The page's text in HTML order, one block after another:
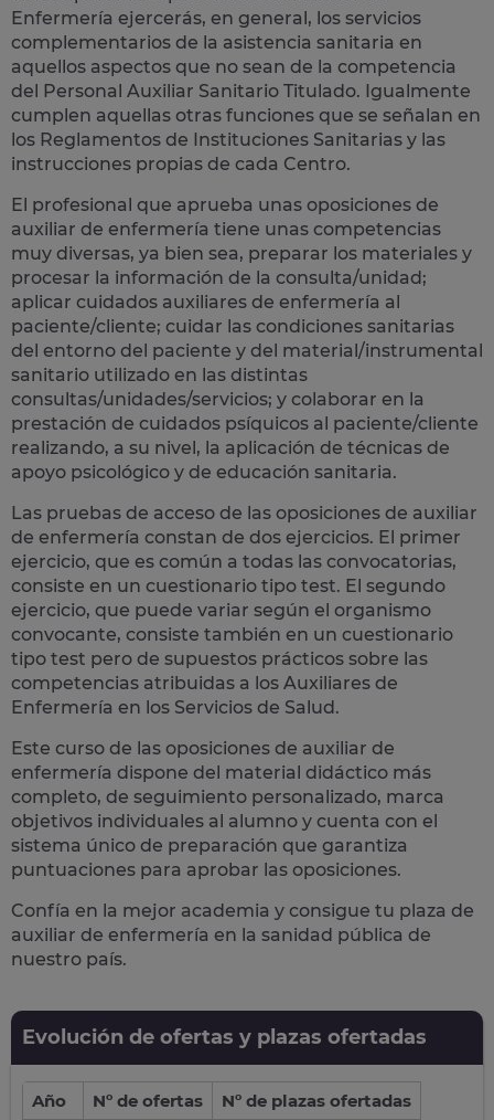
Enfermería ejercerás, en general, los servicios
complementarios de la asistencia sanitaria en
aquellos aspectos que no sean de la competencia
del Personal Auxiliar Sanitario Titulado. Igualmente
cumplen aquellas otras funciones que se señalan en
los Reglamentos de Instituciones Sanitarias y las
instrucciones propias de cada Centro.
El profesional que aprueba unas oposiciones de
auxiliar de enfermería tiene unas competencias
muy diversas, ya bien sea, preparar los materiales y
procesar la información de la consulta/unidad;
aplicar cuidados auxiliares de enfermería al
paciente/cliente; cuidar las condiciones sanitarias
del entorno del paciente y del material/instrumental
sanitario utilizado en las distintas
consultas/unidades/servicios; y colaborar en la
prestación de cuidados psíquicos al paciente/cliente
realizando, a su nivel, la aplicación de técnicas de
apoyo psicológico y de educación sanitaria.
Las pruebas de acceso de las oposiciones de auxiliar
de enfermería constan de dos ejercicios. El primer
ejercicio, que es común a todas las convocatorias,
consiste en un cuestionario tipo test. El segundo
ejercicio, que puede variar según el organismo
convocante, consiste también en un cuestionario
tipo test pero de supuestos prácticos sobre las
competencias atribuidas a los Auxiliares de
Enfermería en los Servicios de Salud.
Este curso de las oposiciones de auxiliar de
enfermería dispone del material didáctico más
completo, de seguimiento personalizado, marca
objetivos individuales al alumno y cuenta con el
sistema único de preparación que garantiza
puntuaciones para aprobar las oposiciones.
Confía en la mejor academia y consigue tu plaza de
auxiliar de enfermería en la sanidad pública de
nuestro país.
Evolución de ofertas y plazas ofertadas
Año Nº de ofertas Nº de plazas ofertadas